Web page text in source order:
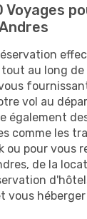
Voyages
au long
vol au
également
comme les
ou pour vous
de la
vous